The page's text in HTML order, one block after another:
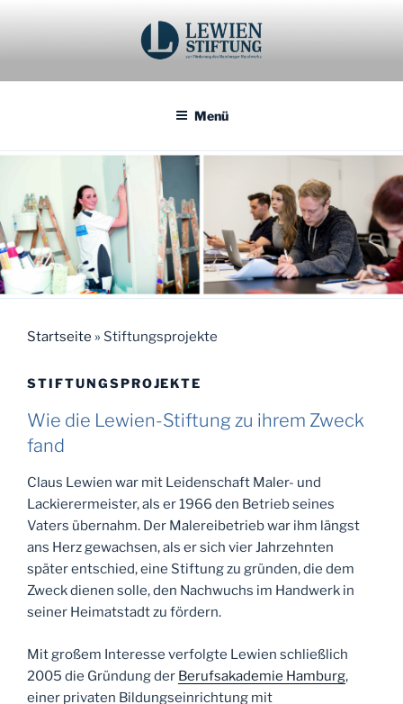
LEWIEN STIFTUNG ZUR
FÖRDERUNG DES
HAMBURGER HANDWERKS
Menü
Startseite » Stiftungsprojekte
STIFTUNGSPROJEKTE
Wie die Lewien-Stiftung zu ihrem Zweck
fand
Claus Lewien war mit Leidenschaft Maler- und
Lackierermeister, als er 1966 den Betrieb seines
Vaters übernahm. Der Malereibetrieb war ihm längst
ans Herz gewachsen, als er sich vier Jahrzehnten
später entschied, eine Stiftung zu gründen, die dem
Zweck dienen solle, den Nachwuchs im Handwerk in
seiner Heimatstadt zu fördern.
Mit großem Interesse verfolgte Lewien schließlich
2005 die Gründung der Berufsakademie Hamburg,
einer privaten Bildungseinrichtung mit